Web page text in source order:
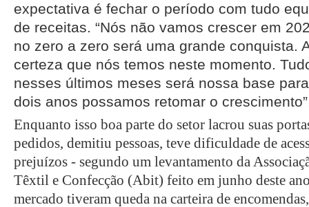
expectativa é fechar o período com tudo
de receitas. “Nós não vamos crescer em
no zero a zero será uma grande conquista.
certeza que nós temos neste momento.
nesses últimos meses será nossa base
dois anos possamos retomar o
Enquanto isso boa parte do setor lacrou suas
pedidos, demitiu pessoas, teve dificuldade de
prejuízos - segundo um levantamento da
Têxtil e Confecção (Abit) feito em junho deste
mercado tiveram queda na carteira de